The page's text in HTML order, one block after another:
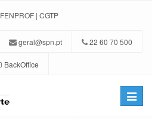
FENPROF | CGTP
geral@spn.pt 22 60 70 500
BackOffice
Toggle